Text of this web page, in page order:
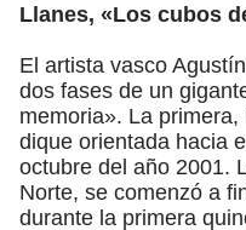
Llanes, «Los cubos
El artista vasco
dos fases de un
memoria». La
dique orientada hacia
octubre del año 2001.
Norte, se comenzó a
durante la primera